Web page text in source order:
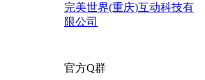
完美世界(重庆)互动科技有
限公司
官方Q群